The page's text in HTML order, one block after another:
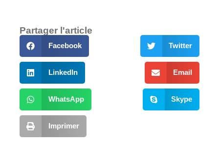
Partager l'article
Facebook Twitter
LinkedIn Email
WhatsApp Skype
Imprimer